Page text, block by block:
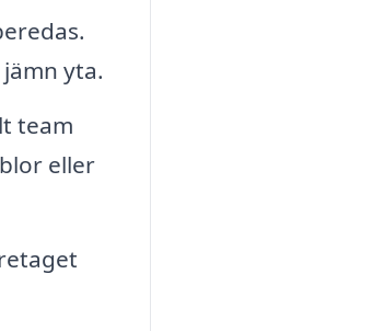
yta.
team
eller